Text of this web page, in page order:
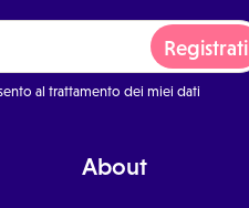
Registrati
al trattamento dei miei dati
About